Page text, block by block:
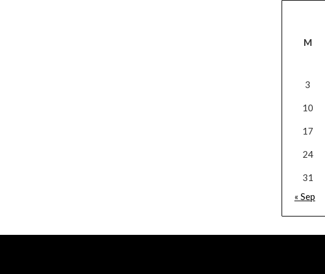
M
3
10
17
24
31
« Sep